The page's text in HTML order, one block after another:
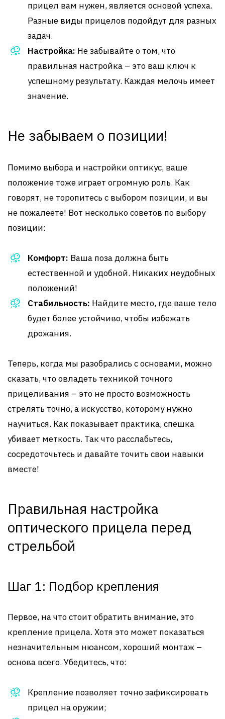
прицел вам нужен, является основой успеха.
Разные виды прицелов подойдут для разных
задач.
Настройка: Не забывайте о том, что
правильная настройка – это ваш ключ к
успешному результату. Каждая мелочь имеет
значение.
Не забываем о позиции!
Помимо выбора и настройки оптикус, ваше
положение тоже играет огромную роль. Как
говорят, не торопитесь с выбором позиции, и вы
не пожалеете! Вот несколько советов по выбору
позиции:
Комфорт: Ваша поза должна быть
естественной и удобной. Никаких неудобных
положений!
Стабильность: Найдите место, где ваше тело
будет более устойчиво, чтобы избежать
дрожания.
Теперь, когда мы разобрались с основами, можно
сказать, что овладеть техникой точного
прицеливания – это не просто возможность
стрелять точно, а искусство, которому нужно
научиться. Как показывает практика, спешка
убивает меткость. Так что расслабьтесь,
сосредоточьтесь и давайте точить свои навыки
вместе!
Правильная настройка
оптического прицела перед
стрельбой
Шаг 1: Подбор крепления
Первое, на что стоит обратить внимание, это
крепление прицела. Хотя это может показаться
незначительным нюансом, хороший монтаж –
основа всего. Убедитесь, что:
Крепление позволяет точно зафиксировать
прицел на оружии;